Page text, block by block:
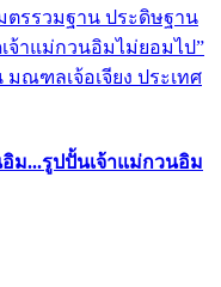
ตรรวมฐาน ประดิษฐาน
จ้าแม่กวนอิมไม่ยอมไป”
มณฑลเจ้อเจียง ประเทศ
ม...รูปปั้นเจ้าแม่กวนอิม